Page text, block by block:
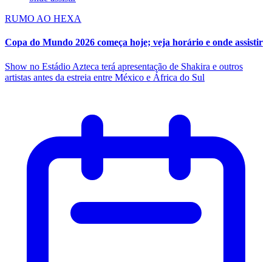
RUMO AO HEXA
Copa do Mundo 2026 começa hoje; veja horário e onde assistir
Show no Estádio Azteca terá apresentação de Shakira e outros
artistas antes da estreia entre México e África do Sul